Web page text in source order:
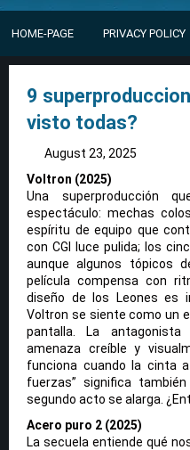
HOME-PAGE PRIVACY POLICY
9
visto todas?
August 23, 2025
Voltron (2025)
Una superproducción
espectáculo: mechas
espíritu de equipo que
con CGI luce pulida; los
aunque algunos tópicos
película compensa con
diseño de los Leones es
Voltron se siente como un
pantalla. La
amenaza creíble y
funciona cuando la cinta
fuerzas” significa
segundo acto se alarga.
Acero puro 2 (2025)
La secuela entiende qué